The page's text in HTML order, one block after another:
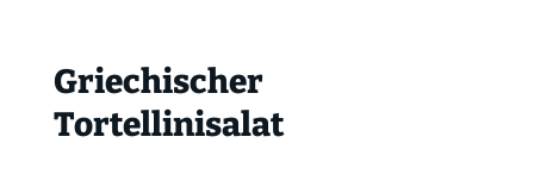
Griechischer
Tortellinisalat